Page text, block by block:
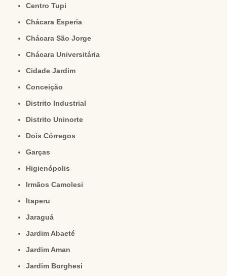
Centro Tupi
Chácara Esperia
Chácara São Jorge
Chácara Universitária
Cidade Jardim
Conceição
Distrito Industrial
Distrito Uninorte
Dois Córregos
Garças
Higienópolis
Irmãos Camolesi
Itaperu
Jaraguá
Jardim Abaeté
Jardim Aman
Jardim Borghesi